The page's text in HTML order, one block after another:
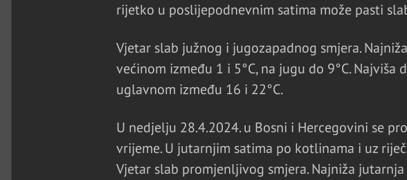
rijetko u poslijepodnevnim satima može pasti
Vjetar slab južnog i jugozapadnog smjera.
većinom između 1 i 5°C, na jugu do 9°C. Najviša
uglavnom između 16 i 22°C.
U nedjelju 28.4.2024. u Bosni i Hercegovini se
vrijeme. U jutarnjim satima po kotlinama i uz
Vjetar slab promjenljivog smjera. Najniža